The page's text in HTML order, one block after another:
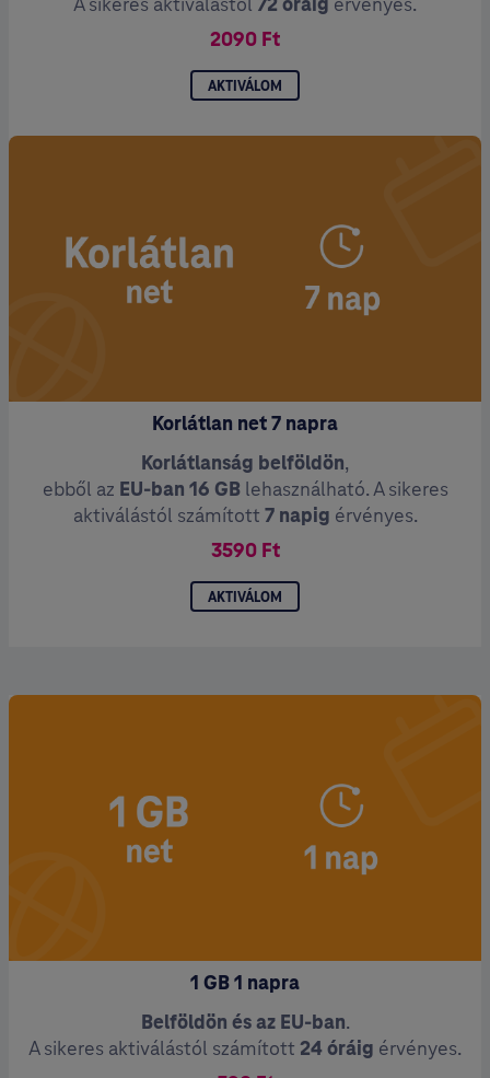
2090 Ft
AKTIVÁLOM
Korlátlan net 7 napra
Korlátlanság belföldön,
ebből az EU-ban 16 GBlehasználható. A sikeres
aktiválástól számított 7 napig érvényes.
3590 Ft
AKTIVÁLOM
1 GB 1 napra
Belföldön és az EU-ban.
A sikeres aktiválástól számított 24 óráig érvényes.